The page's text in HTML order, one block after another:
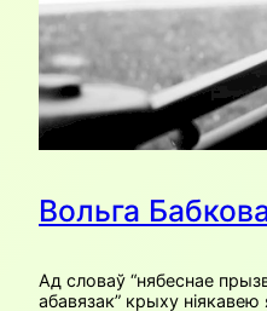
Вольга
Ад словаў “нябеснае
абавязак” крыху